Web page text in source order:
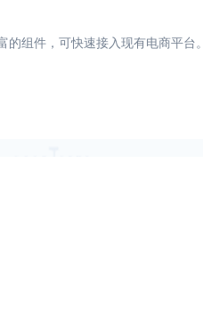
组件，可快速接入现有电商平台。